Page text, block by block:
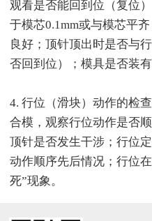
观看是否能回到位（复位
于模芯0.1mm或与模芯平
良好；顶针顶出时是否与
否回到位）；模具是否装
4. 行位（滑块）动作的检
合模，观察行位动作是否
顶针是否发生干涉；行位
动作顺序先后情况；行位
死”现象。